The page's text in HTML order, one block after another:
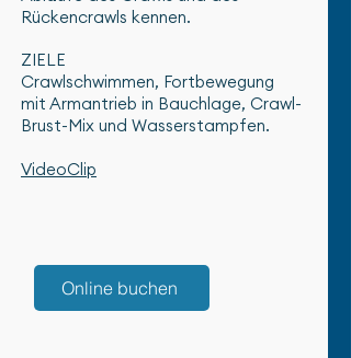
Rückencrawls kennen.
ZIELE
Crawlschwimmen, Fortbewegung
mit Armantrieb in Bauchlage, Crawl-
Brust-Mix und Wasserstampfen.
VideoClip
Online buchen